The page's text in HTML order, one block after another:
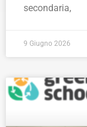
secondaria,
9 Giugno 2026